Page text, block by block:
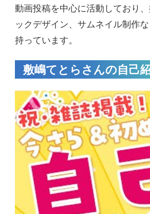
動画投稿を中心に活動しており
ックデザイン、サムネイル制作
持っています。
敷嶋てとらさんの自己